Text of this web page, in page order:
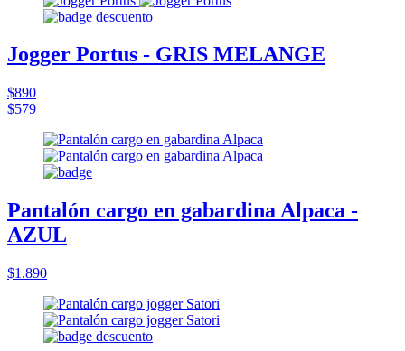
Jogger Portus - GRIS MELANGE
$890
$579
Pantalón cargo en gabardina Alpaca -
AZUL
$1.890